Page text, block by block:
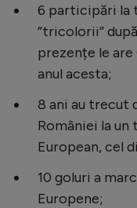
Alte
JO
JO
Intră
6 participări la
”tricolorii”
prezențe le are
anul acesta;
8 ani au trecut
României la
European, cel
10 goluri a
Europene;